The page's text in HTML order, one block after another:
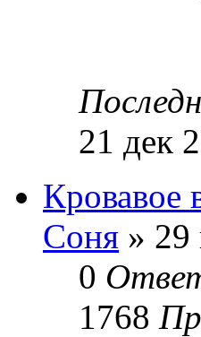
21 дек
Кровавое
Соня » 29
0
1768